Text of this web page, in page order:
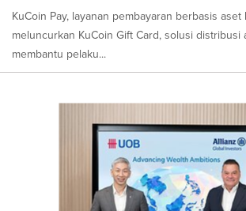
KuCoin Pay, layanan pembayaran berbasis
meluncurkan KuCoin Gift Card, solusi distribusi
membantu pelaku...